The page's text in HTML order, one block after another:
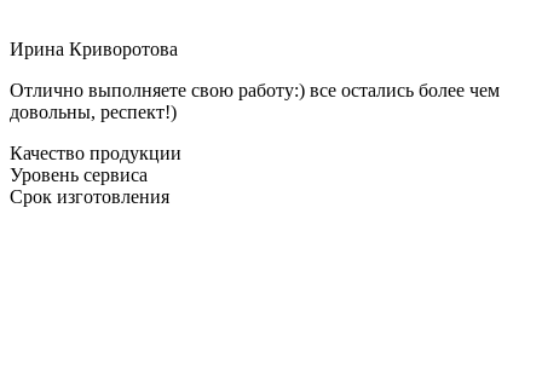
Ирина Криворотова
Отлично выполняете свою работу:) все остались более чем
довольны, респект!)
Качество продукции
Уровень сервиса
Срок изготовления